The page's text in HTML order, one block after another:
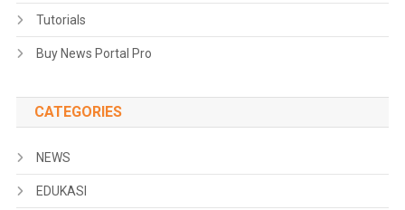
Tutorials
Buy News Portal Pro
CATEGORIES
NEWS
EDUKASI